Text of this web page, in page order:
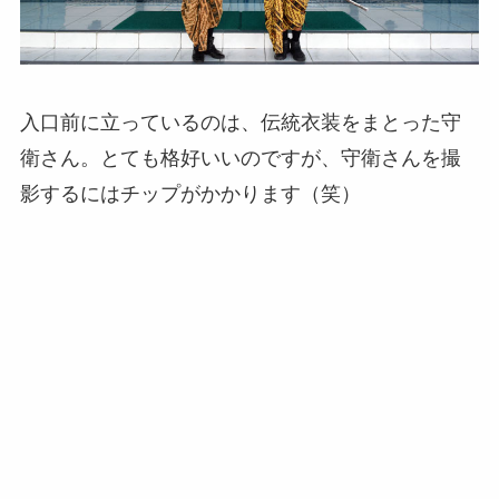
入口前に立っているのは、伝統衣装をまとった守
衛さん。とても格好いいのですが、守衛さんを撮
影するにはチップがかかります（笑）